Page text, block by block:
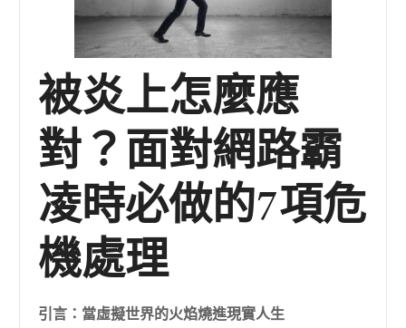
被炎上怎麼應
對？面對網路霸
凌時必做的7項危
機處理
引言：當虛擬世界的火焰燒進現實人生